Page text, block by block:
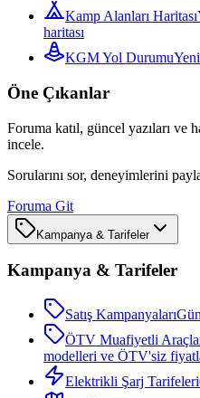
Kamp Alanları Haritası
haritası
KGM Yol DurumuYeni
Öne Çıkanlar
Foruma katıl, güncel yazıları ve
incele.
Sorularını sor, deneyimlerini
Foruma Git
Kampanya & Tarifeler
Kampanya & Tarifeler
Satış Kampanyaları
ÖTV Muafiyetli
modelleri ve ÖTV'siz
Elektrikli Şarj Tarifeleri